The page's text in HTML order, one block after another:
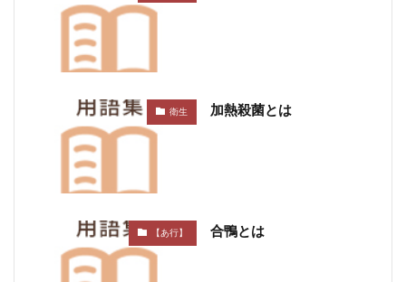
衛生 加熱殺菌とは
【あ行】 合鴨とは